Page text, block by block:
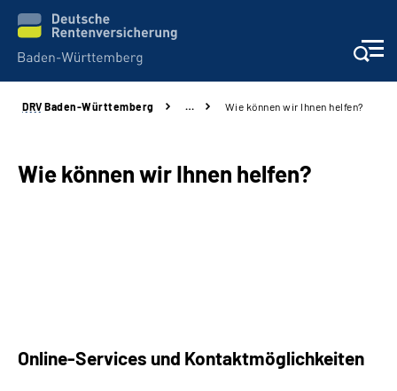
Beratung und Kontakt
Kunden
Über uns
DRV Baden-Württemberg … Wie können wir Ihnen helfen?
Wie können wir Ihnen helfen?
Online-Services und Kontaktmöglichkeiten